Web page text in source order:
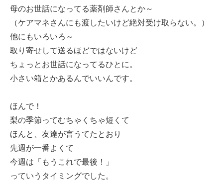
母のお世話になってる薬剤師さんとか～
（ケアマネさんにも渡したいけど絶対受け取らない。）
他にもいろいろ～
取り寄せして送るほどではないけど
ちょっとお世話になってるひとに。
小さい箱とかあるんでいいんです。
ほんで！
梨の季節ってむちゃくちゃ短くて
ほんと、友達が言うてたとおり
先週が一番よくて
今週は「もうこれで最後！」
っていうタイミングでした。